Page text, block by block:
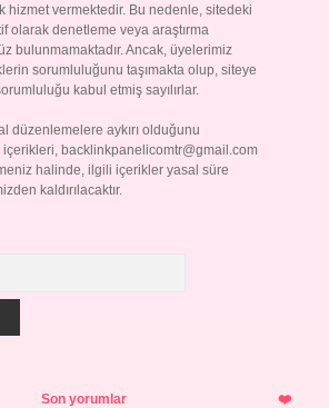
hizmet vermektedir. Bu nedenle, sitedeki
olarak denetleme veya araştırma
bulunmamaktadır. Ancak, üyelerimiz
sorumluluğunu taşımakta olup, siteye
kabul etmiş sayılırlar.
düzenlemelere aykırı olduğunu
backlinkpanelicomtr@gmail.com
halinde, ilgili içerikler yasal süre
kaldırılacaktır.
Son yorumlar